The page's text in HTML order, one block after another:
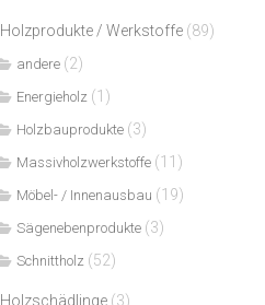
Holzprodukte / Werkstoffe (89)
andere (2)
Energieholz (1)
Holzbauprodukte (3)
Massivholzwerkstoffe (11)
Möbel- / Innenausbau (19)
Sägenebenprodukte (3)
Schnittholz (52)
Holzschädlinge (3)